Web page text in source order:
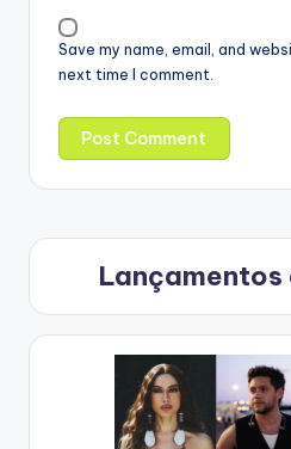
Save my name, email, and
next time I comment.
Lançamentos